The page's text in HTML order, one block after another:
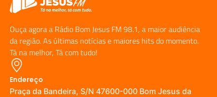
Ouça agora a Rádio Bom Jesus FM 98.1, a maior audiência
da região. As últimas notícias e maiores hits do momento.
Tá na melhor, Tá com tudo!
Endereço
Praça da Bandeira, S/N 47600-000 Bom Jesus da